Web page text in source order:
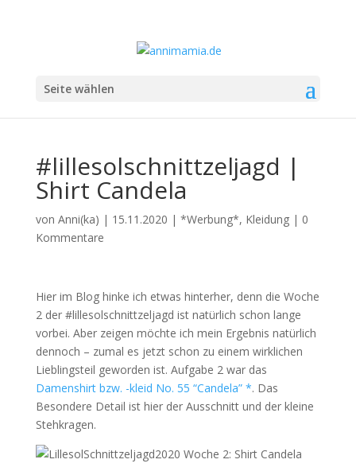
Seite wählen
#lillesolschnittzeljagd |
Shirt Candela
von Anni(ka) | 15.11.2020 | *Werbung*, Kleidung| 0
Kommentare
Hier im Blog hinke ich etwas hinterher, denn die Woche
2 der #lillesolschnittzeljagd ist natürlich schon lange
vorbei. Aber zeigen möchte ich mein Ergebnis natürlich
dennoch – zumal es jetzt schon zu einem wirklichen
Lieblingsteil geworden ist. Aufgabe 2 war das
Damenshirt bzw. -kleid No. 55 “Candela” *. Das
Besondere Detail ist hier der Ausschnitt und der kleine
Stehkragen.